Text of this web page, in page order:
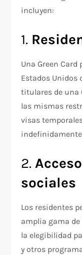
incluyen:
1.
Una Green
Estados Unidos
titulares de una
las mismas
visas
2.
sociales
Los residentes
amplia gama
la elegibilidad
y otros